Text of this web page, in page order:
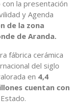
la presentación
y Agenda
de la zona
de Aranda.
fábrica cerámica
del siglo
en 4,4
cuentan con